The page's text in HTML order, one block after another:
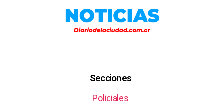
Secciones
Policiales